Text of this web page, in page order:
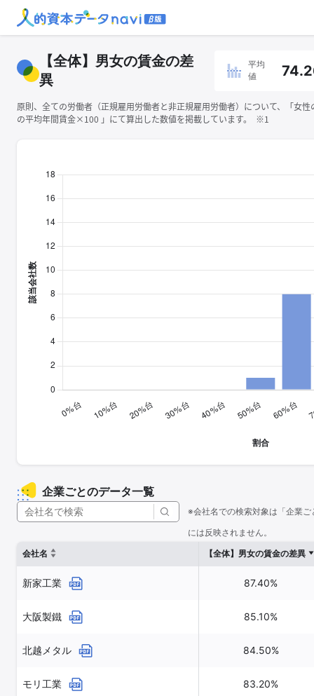
【全体】男女の賃金の差
異
平均
値
原則、全ての労働者（正規雇用労働者と非正規雇用労働者）について、「女
の平均年間賃金×100 」にて算出した数値を掲載しています。 ※1
企業ごとのデータ一覧
※会社名での検索対象は「企業
には反映されません。
会社名
【全体】男女の賃金の差異
新家工業 87.40%
大阪製鐵 85.10%
北越メタル 84.50%
モリ工業 83.20%